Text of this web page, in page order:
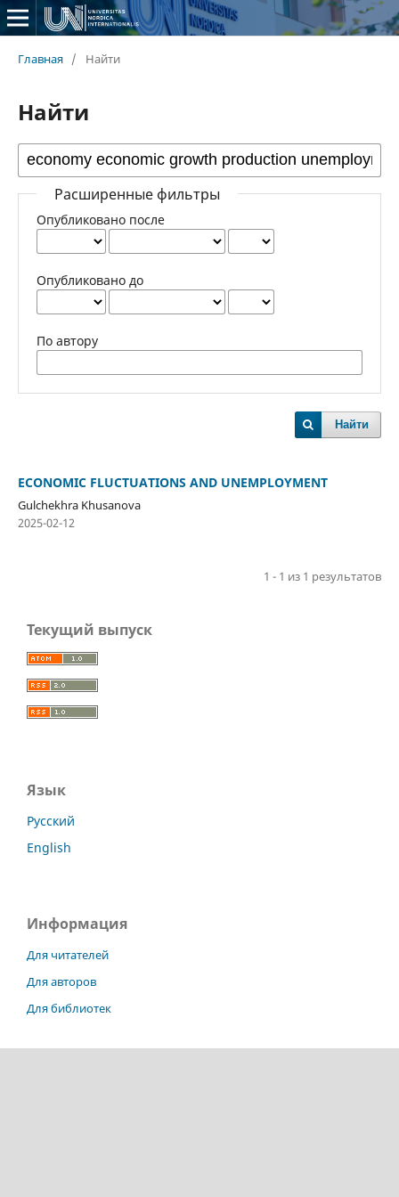
Главная / Найти
Найти
Расширенные фильтры
Опубликовано после
Опубликовано до
По автору
Найти
ECONOMIC FLUCTUATIONS AND UNEMPLOYMENT
Gulchekhra Khusanova
2025-02-12
1 - 1 из 1 результатов
Текущий выпуск
Язык
Русский
English
Информация
Для читателей
Для авторов
Для библиотек